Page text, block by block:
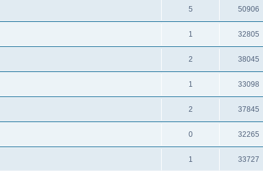
5 50906
1 32805
2 38045
1 33098
2 37845
0 32265
1 33727